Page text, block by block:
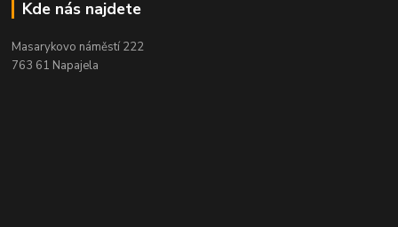
Kde nás najdete
Masarykovo náměstí 222
763 61 Napajela